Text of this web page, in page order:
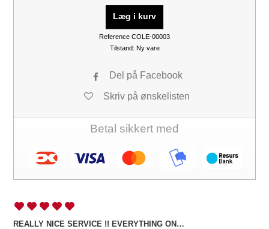
Læg i kurv
Reference COLE-00003
Tilstand: Ny vare
Del på Facebook
Skriv på ønskelisten
Betal sikkert med
REALLY NICE SERVICE !! EVERYTHING ON…